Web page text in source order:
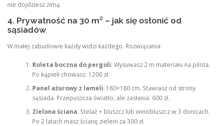
nie dojdziesz zimą.
4. Prywatność na 30 m² – jak się osłonić od
sąsiadów
W małej zabudowie każdy widzi każdego. Rozwiązania:
Roleta boczna do pergoli: Wysuwasz 2 m materiału na pilota.
Po kąpieli chowasz. 1200 zł.
Panel ażurowy z lameli: 180×180 cm. Stawiasz od strony
sąsiada. Przepuszcza światło, ale zasłania. 600 zł.
Zielona ściana: Stelaż + bluszcz lub winobluszcz w 3 donicach.
Po 2 latach masz ścianę zieleni za 300 zł.